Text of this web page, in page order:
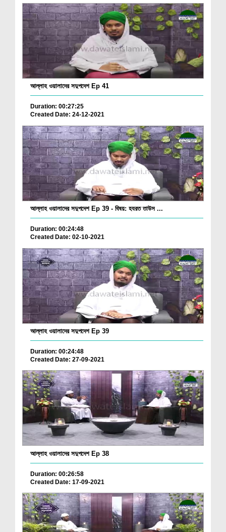
আল্লাহ ওয়ালাদের সদুপদেশ Ep 41
Duration: 00:27:25
Created Date: 24-12-2021
আল্লাহ ওয়ালাদের সদুপদেশ Ep 39 - বিষয়: হযরত তাউস ...
Duration: 00:24:48
Created Date: 02-10-2021
আল্লাহ ওয়ালাদের সদুপদেশ Ep 39
Duration: 00:24:48
Created Date: 27-09-2021
আল্লাহ ওয়ালাদের সদুপদেশ Ep 38
Duration: 00:26:58
Created Date: 17-09-2021